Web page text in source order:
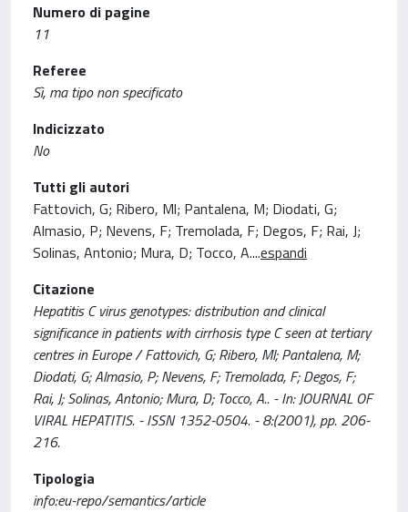
Numero di pagine
11
Referee
Sì, ma tipo non specificato
Indicizzato
No
Tutti gli autori
Fattovich, G; Ribero, Ml; Pantalena, M; Diodati, G;
Almasio, P; Nevens, F; Tremolada, F; Degos, F; Rai, J;
Solinas, Antonio; Mura, D; Tocco, A....espandi
Citazione
Hepatitis C virus genotypes: distribution and clinical
significance in patients with cirrhosis type C seen at tertiary
centres in Europe / Fattovich, G; Ribero, Ml; Pantalena, M;
Diodati, G; Almasio, P; Nevens, F; Tremolada, F; Degos, F;
Rai, J; Solinas, Antonio; Mura, D; Tocco, A.. - In: JOURNAL OF
VIRAL HEPATITIS. - ISSN 1352-0504. - 8:(2001), pp. 206-
216.
Tipologia
info:eu-repo/semantics/article